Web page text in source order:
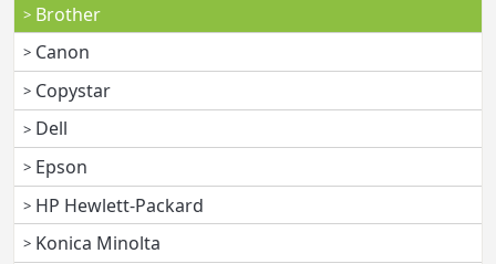
Brother
Canon
Copystar
Dell
Epson
HP Hewlett-Packard
Konica Minolta